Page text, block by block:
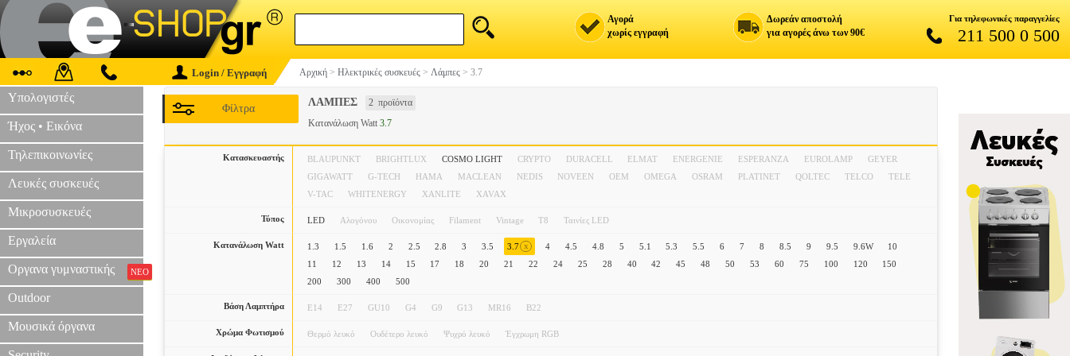
Αγορά
χωρίς εγγραφή
Δωρεάν αποστολή
για αγορές άνω των 90€
Για τηλεφωνικές παραγγελίες
211 500 0 500
Login / Εγγραφή Αρχική > Ηλεκτρικές συσκευές > Λάμπες > 3.7
Υπολογιστές
Ήχος • Εικόνα
Τηλεπικοινωνίες
Λευκές συσκευές
Μικροσυσκευές
Εργαλεία
Οργανα γυμναστικής ΝΕΟ
Outdoor
Μουσικά όργανα
ΛΑΜΠΕΣ 2 προϊόντα
Φίλτρα
Κατανάλωση Watt 3.7
Κατασκευαστής BLAUPUNKT BRIGHTLUX COSMO LIGHT CRYPTO DURACELL ELMAT ENERGENIE ESPERANZA EUROLAMP
GEYER
GIGAWATT
G-TECH HAMA MACLEAN NEDIS NOVEEN OEM OMEGA OSRAM PLATINET QOLTEC TELCO
TELE
V-TAC
WHITENERGY XANLITE XAVAX
Τύπος LED Αλογόνου Οικονομίας Filament Vintage T8 Ταινίες LED
Κατανάλωση Watt 1.3 1.5 1.6 2 2.5 2.8 3 3.5 3.7 x 4 4.5 4.8 5 5.1 5.3 5.5 6 7 8 8.5 9 9.5 9.6W
10
11
12 13 14 15 17 18 20 21 22 24 25 28 40 42 45 48 50 53 60 75 100 120
150
200
300 400 500
Βάση Λαμπτήρα E14 E27 GU10 G4 G9 G13 MR16 B22
Χρώμα Φωτισμού Θερμό λευκό Ουδέτερο λευκό Ψυχρό λευκό Έγχρωμη RGB